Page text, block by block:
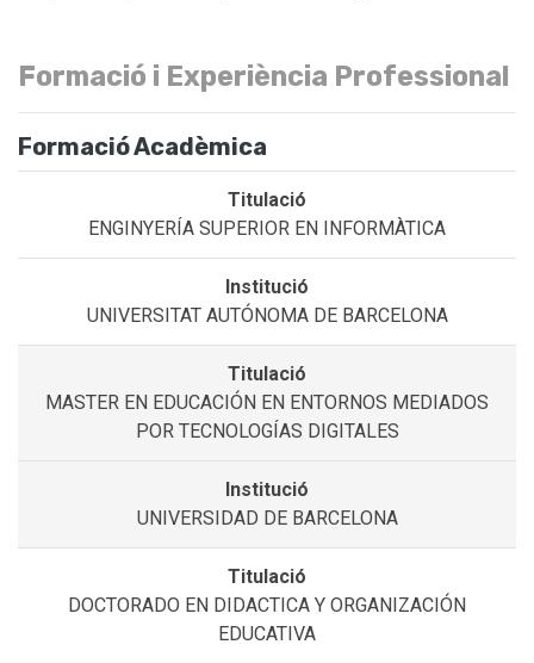
Formació i Experiència Professional
Formació Acadèmica
ENGINYERÍA SUPERIOR EN INFORMÀTICA
UNIVERSITAT AUTÓNOMA DE BARCELONA
MASTER EN EDUCACIÓN EN ENTORNOS MEDIADOS
POR TECNOLOGÍAS DIGITALES
UNIVERSIDAD DE BARCELONA
DOCTORADO EN DIDACTICA Y ORGANIZACIÓN
EDUCATIVA